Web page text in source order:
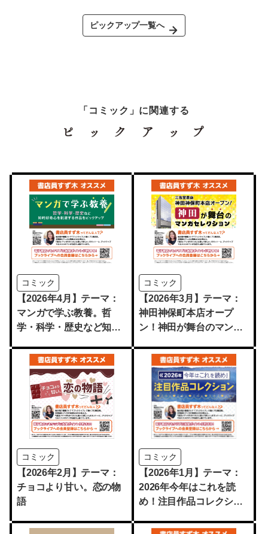
ピックアップ一覧へ
「コミック」に関連する
コミック
【2026年4月】テーマ：
マンガで学ぶ教養。哲
学・科学・歴史など知的
ピックアップ
コミック
【2026年3月】テーマ：
神田神保町本店オープ
ン！神田が舞台のマンガ
コミック
【2026年2月】テーマ：
チョコより甘い。恋の物
語
コミック
【2026年1月】テーマ：
2026年今年はこれを読
め！注目作品コレクショ